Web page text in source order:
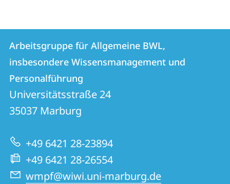
Kontakt
und
Informationen
zur
Website
Kontaktinformationen
Arbeitsgruppe
für
Allgemeine
BWL,
insbesondere
Wissensmanagement
und
Personalführung
Arbeitsgruppe für Allgemeine BWL,
insbesondere Wissensmanagement und
Personalführung
Universitätsstraße 24
35037 Marburg
+49 6421 28-23894
+49 6421 28-26554
wmpf@wiwi.uni-marburg.de